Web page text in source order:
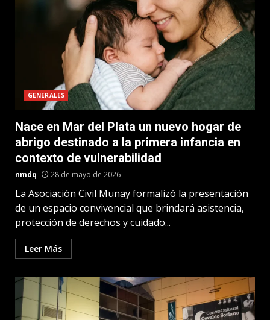
GENERALES
Nace en Mar del Plata un nuevo hogar de
abrigo destinado a la primera infancia en
contexto de vulnerabilidad
nmdq 28 de mayo de 2026
La Asociación Civil Munay formalizó la presentación
de un espacio convivencial que brindará asistencia,
protección de derechos y cuidado...
Leer Más